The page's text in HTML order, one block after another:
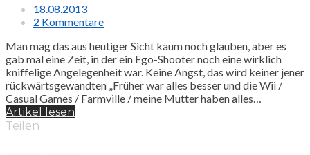
18.08.2013
2 Kommentare
Man mag das aus heutiger Sicht kaum noch glauben, aber es
gab mal eine Zeit, in der ein Ego-Shooter noch eine wirklich
kniffelige Angelegenheit war. Keine Angst, das wird keiner jener
rückwärtsgewandten „Früher war alles besser und die Wii /
Casual Games / Farmville / meine Mutter haben alles…
Artikel lesen
Teilen